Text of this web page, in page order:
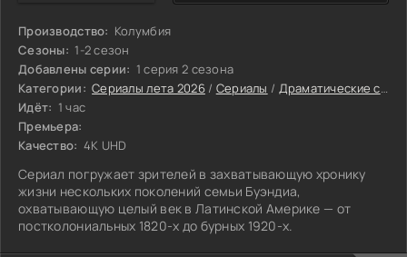
Производство: Колумбия
Сезоны: 1-2 сезон
Добавлены серии: 1 серия 2 сезона
Категории: Сериалы лета 2026/ Сериалы / Драматические сериалы
Идёт: 1 час
Премьера:
Качество: 4K UHD
Сериал погружает зрителей в захватывающую хронику
жизни нескольких поколений семьи Буэндиа,
охватывающую целый век в Латинской Америке — от
постколониальных 1820-х до бурных 1920-х.